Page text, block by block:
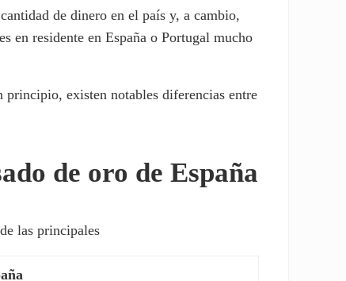
de dinero en el país y, a cambio,
en residente en España o Portugal mucho
principio, existen notables diferencias entre
de oro de España
las principales